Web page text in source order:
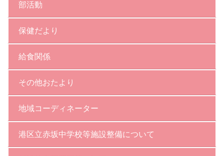
部活動
保健だより
給食関係
その他おたより
地域コーディネーター
港区立赤坂中学校等施設整備について